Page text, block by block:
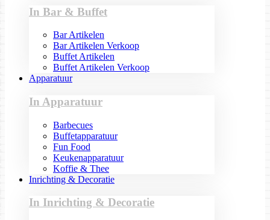
In Bar & Buffet
Bar Artikelen
Bar Artikelen Verkoop
Buffet Artikelen
Buffet Artikelen Verkoop
Apparatuur
In Apparatuur
Barbecues
Buffetapparatuur
Fun Food
Keukenapparatuur
Koffie & Thee
Inrichting & Decoratie
In Inrichting & Decoratie